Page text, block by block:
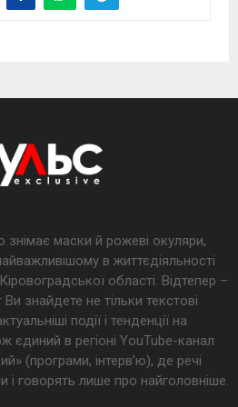
маски й рожеві окуляри,
в життєдіяльності
області. Відтепер –
знайдете не тільки текстові
події і тенденції на
єдиний в регіоні YouTube-канал
(програми, інтерв’ю), де речі
і говорять лише про найголовніше.